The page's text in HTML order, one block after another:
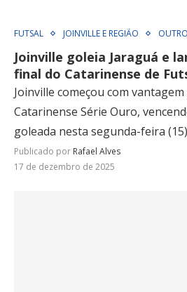
FUTSAL JOINVILLE E REGIÃO
Joinville goleia Jaraguá e
final do Catarinense de
Joinville começou com
Catarinense Série Ouro,
goleada nesta segunda-feira (15)
Publicado por Rafael Alves
17 de dezembro de 2025